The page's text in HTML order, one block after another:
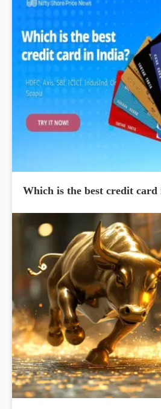
Which is the best credit